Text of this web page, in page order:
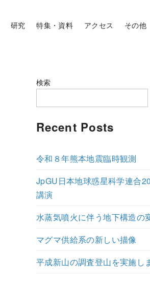
研究 特集・資料 アクセス その他
検索
Recent Posts
令和８年熊本地震臨時観測
JpGU日本地球惑星科学連合
講演
水蒸気噴火に伴う地下構造の
マグマ供給系の新しい描像
平成新山の調査登山を実施し